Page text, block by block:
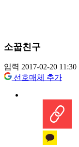
소꿉친구
입력 2017-02-20 11:30
선호매체 추가